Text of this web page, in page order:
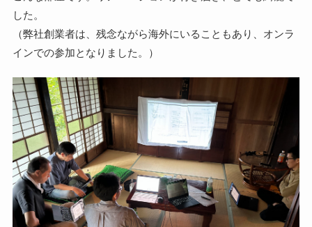
した。
（弊社創業者は、残念ながら海外にいることもあり、オンラ
インでの参加となりました。）